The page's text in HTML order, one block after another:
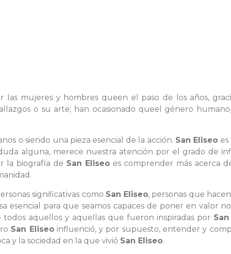
las mujeres y hombres queen el paso de los años,
o su arte; han ocasionado queel género
o siendo una pieza esencial de la acción. San Eliseo
alguna, merece nuestra atención por el grado de
la biografía de San Eliseo es comprender más acerca
significativas como San Eliseo, personas que
esencial para que seamos capaces de poner en valor
todos aquellos y aquellas que fueron inspiradas por
San Eliseoinfluenció, y por supuesto, entender y
y la sociedad en la que vivió San Eliseo.